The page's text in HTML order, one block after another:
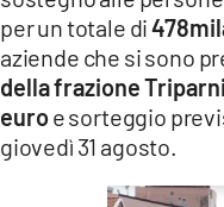
per un totale di
aziende che si sono
della frazione Triparni
euroe sorteggio
giovedì 31 agosto.